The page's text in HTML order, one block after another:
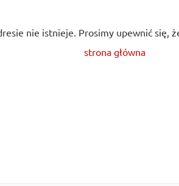
nie istnieje. Prosimy upewnić się,
strona główna